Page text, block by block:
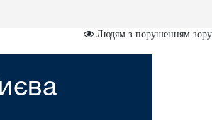
Людям з порушенням зору